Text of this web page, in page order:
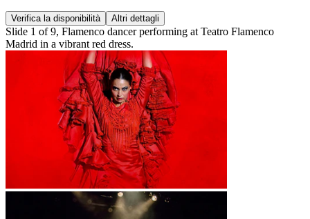
Verifica la disponibilità Altri dettagli
Slide 1 of 9, Flamenco dancer performing at Teatro Flamenco
Madrid in a vibrant red dress.